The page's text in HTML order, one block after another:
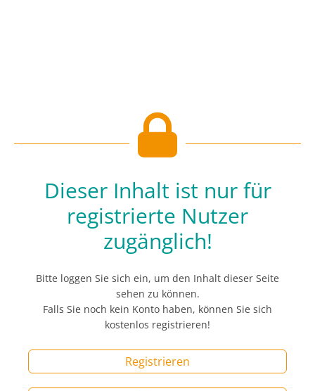
Dieser Inhalt ist nur für
registrierte Nutzer
zugänglich!
Bitte loggen Sie sich ein, um den Inhalt dieser Seite
sehen zu können.
Falls Sie noch kein Konto haben, können Sie sich
kostenlos registrieren!
Registrieren